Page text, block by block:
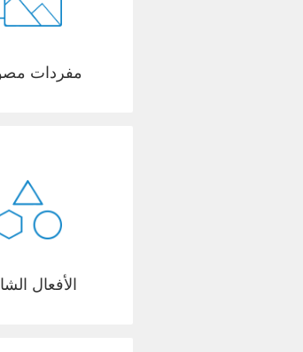
مفردات
الأفعال